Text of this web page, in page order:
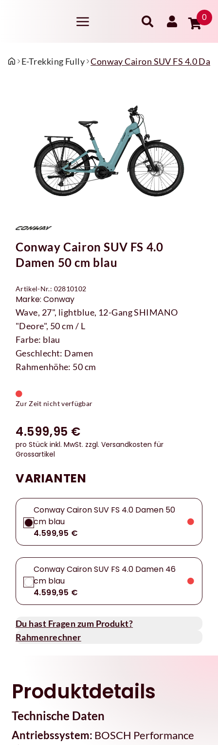
0
E-Trekking Fully Conway Cairon SUV FS 4.0
Conway Cairon SUV FS 4.0
Damen 50 cm blau
Artikel-Nr.: 02810102
Marke: Conway
Wave, 27", lightblue, 12-Gang SHIMANO
"Deore", 50 cm / L
Farbe: blau
Geschlecht: Damen
Rahmenhöhe: 50 cm
Zur Zeit nicht verfügbar
4.599,95 €
pro Stück inkl. MwSt. zzgl. Versandkosten für
Grossartikel
VARIANTEN
Conway Cairon SUV FS 4.0 Damen 50
cm blau
4.599,95 €
Conway Cairon SUV FS 4.0 Damen 46
cm blau
4.599,95 €
Du hast Fragen zum Produkt?
Rahmenrechner
Produktdetails
Technische Daten
Antriebssystem: BOSCH Performance